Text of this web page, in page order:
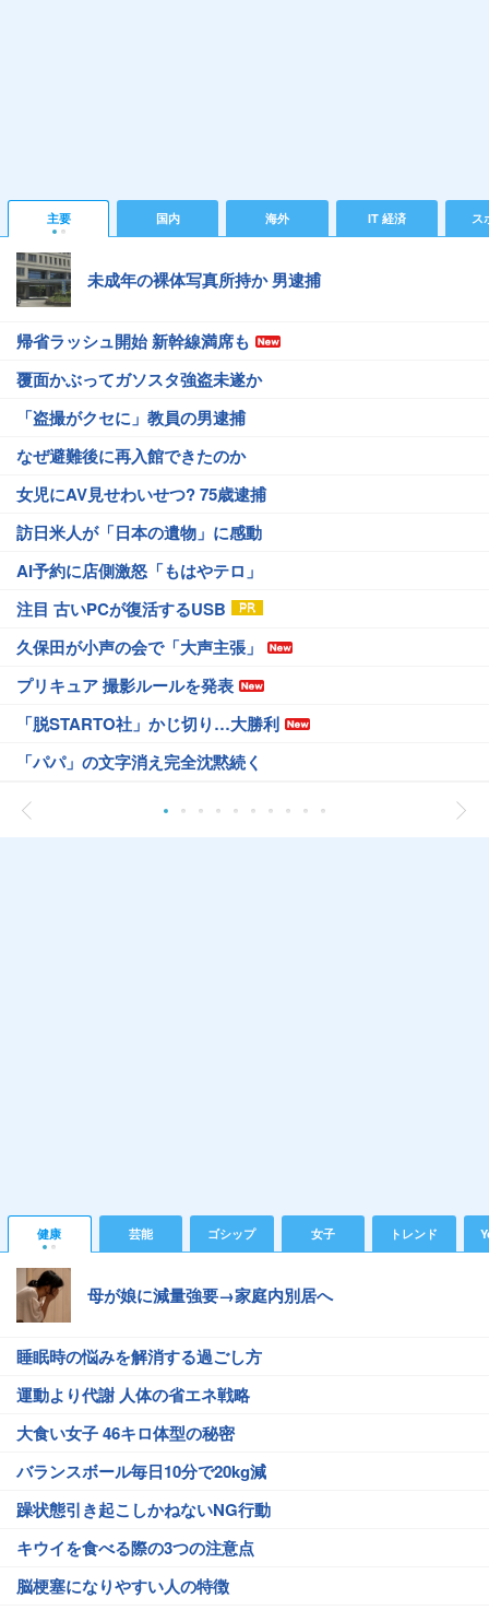
主要 国内 海外 IT 経済 ス
未成年の裸体写真所持か 男逮捕
帰省ラッシュ開始 新幹線満席も
覆面かぶってガソスタ強盗未遂か
「盗撮がクセに」教員の男逮捕
なぜ避難後に再入館できたのか
女児にAV見せわいせつ? 75歳逮捕
訪日米人が「日本の遺物」に感動
AI予約に店側激怒「もはやテロ」
注目 古いPCが復活するUSB
久保田が小声の会で「大声主張」
プリキュア 撮影ルールを発表
「脱STARTO社」かじ切り…大勝利
「パパ」の文字消え完全沈黙続く
健康 芸能 ゴシップ 女子 トレンド
母が娘に減量強要→家庭内別居へ
睡眠時の悩みを解消する過ごし方
運動より代謝 人体の省エネ戦略
大食い女子 46キロ体型の秘密
バランスボール毎日10分で20kg減
躁状態引き起こしかねないNG行動
キウイを食べる際の3つの注意点
脳梗塞になりやすい人の特徴